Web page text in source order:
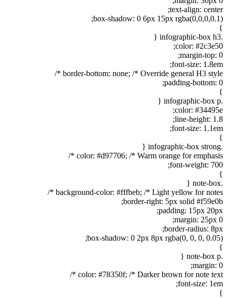
text-align: center;
box-shadow: 0 6px 15px rgba(0,0,0,0.1);
}
.infographic-box h3 {
color: #2c3e50;
margin-top: 0;
font-size: 1.8em;
border-bottom: none; /* Override general H3 style */
padding-bottom: 0;
}
.infographic-box p {
color: #34495e;
line-height: 1.8;
font-size: 1.1em;
}
.infographic-box strong {
color: #d97706; /* Warm orange for emphasis */
font-weight: 700;
}
.note-box {
background-color: #fffbeb; /* Light yellow for notes */
border-right: 5px solid #f59e0b;
padding: 15px 20px;
margin: 25px 0;
border-radius: 8px;
box-shadow: 0 2px 8px rgba(0, 0, 0, 0.05);
}
.note-box p {
margin: 0;
color: #78350f; /* Darker brown for note text */
font-size: 1em;
}